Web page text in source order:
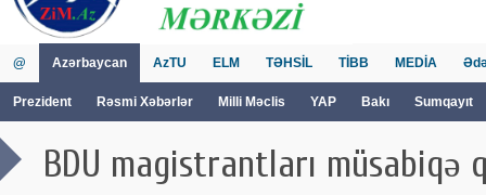
@ Azərbaycan
Prezident Rəsmi Xəbərlər Milli Məclis YAP Bakı Sumqayıt
AzTU ELM TƏHSİL TİBB MEDİA
BDU magistrantları müsabiqə